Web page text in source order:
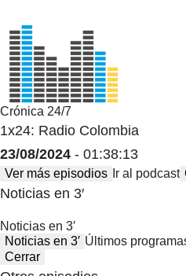
Crónica 24/7
1x24: Radio Colombia
23/08/2024 - 01:38:13
Ver más episodios Ir al podcast
Noticias en 3′
Noticias en 3′
Noticias en 3′ Últimos
Cerrar